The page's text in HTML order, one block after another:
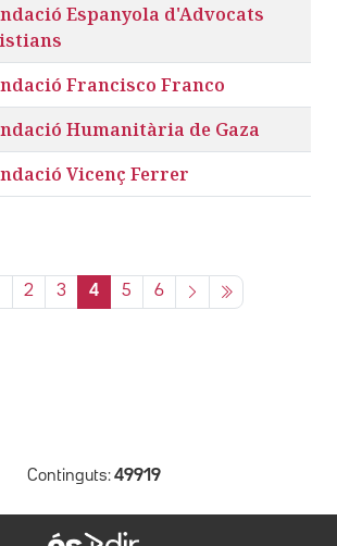
Espanyola d'Advocats
Francisco Franco
Humanitària de Gaza
Vicenç Ferrer
2 3 4 5 6
Continguts: 49919